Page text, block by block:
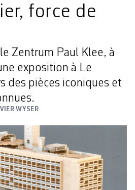
force de
Zentrum Paul Klee, à
exposition à Le
des pièces iconiques et
WYSER